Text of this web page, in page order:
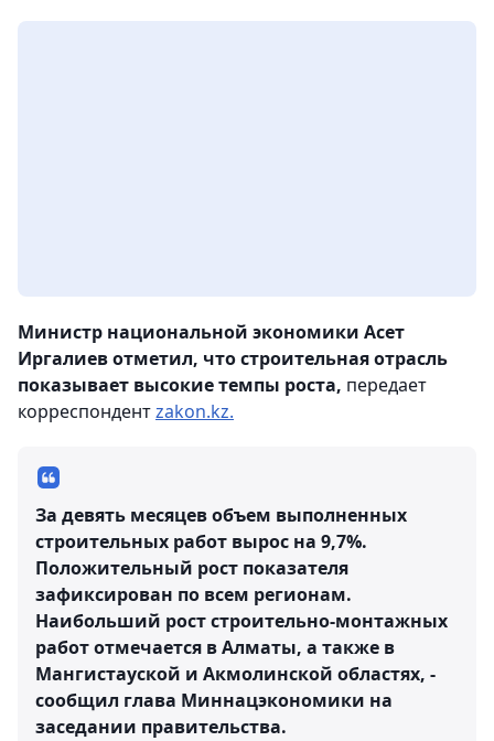
Министр национальной экономики Асет
Иргалиев отметил, что строительная отрасль
показывает высокие темпы роста, передает
корреспондентzakon.kz.
За девять месяцев объем выполненных
строительных работ вырос на 9,7%.
Положительный рост показателя
зафиксирован по всем регионам.
Наибольший рост строительно-монтажных
работ отмечается в Алматы, а также в
Мангистауской и Акмолинской областях, -
сообщил глава Миннацэкономики на
заседании правительства.